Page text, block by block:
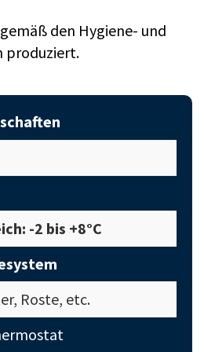
den Hygiene- und
produziert.
-2 bis +8°C
Roste, etc.